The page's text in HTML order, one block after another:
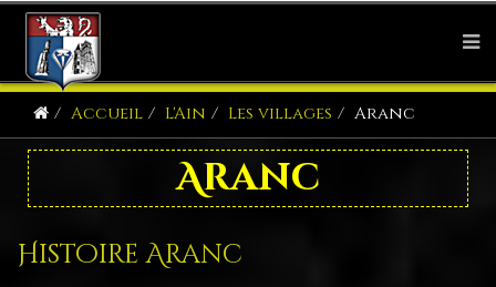
Accueil L'Ain Les villages Aranc
Aranc
Histoire Aranc